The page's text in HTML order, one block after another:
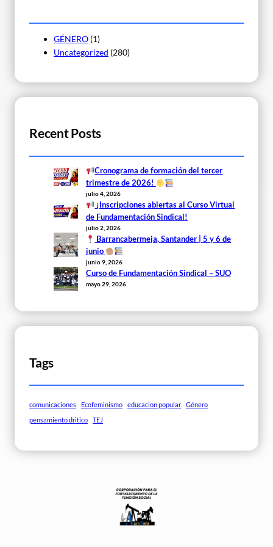
GÉNERO (1)
Uncategorized (280)
Recent Posts
Cronograma de formación del tercer
trimestre de 2026!
julio 4, 2026
¡Inscripciones abiertas al Curso Virtual
de Fundamentación Sindical!
julio 2, 2026
Barrancabermeja, Santander | 5 y 6 de
junio
junio 9, 2026
Curso de Fundamentación Sindical – SUO
mayo 29, 2026
Tags
comunicaciones Ecofeminismo educacion popular
Género
pensamiento dritico
TEJ